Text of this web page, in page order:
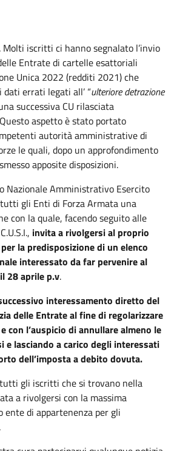
iscritti ci hanno segnalato l’invio
Entrate di cartelle esattoriali
Unica 2022 (redditi 2021) che
errati legati all’ “ulteriore detrazione
successiva CU rilasciata
aspetto è stato portato
autorità amministrative di
le quali, dopo un approfondimento
apposite disposizioni.
Nazionale Amministrativo Esercito
gli Enti di Forza Armata una
con la quale, facendo seguito alle
invita a rivolgersi al proprio
la predisposizione di un elenco
interessato da far pervenire al
28 aprile p.v.
interessamento diretto del
delle Entrate al fine di regolarizzare
con l’auspicio di annullare almeno le
e lasciando a carico degli interessati
dell’imposta a debito dovuta.
gli iscritti che si trovano nella
a rivolgersi con la massima
di appartenenza per gli